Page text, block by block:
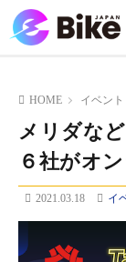
HOME イベント
メリダな
６社がオ
2021.03.18 イ